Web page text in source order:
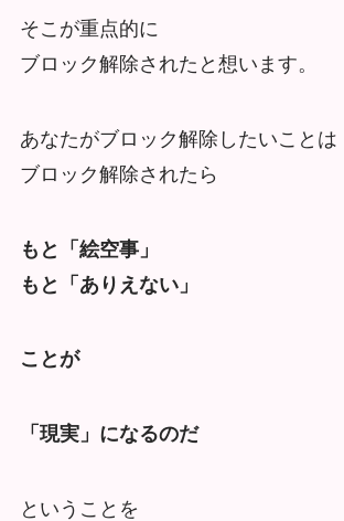
そこが重点的に
ブロック解除されたと想います。
あなたがブロック解除したいことは
ブロック解除されたら
もと「絵空事」
もと「ありえない」
ことが
「現実」になるのだ
ということを